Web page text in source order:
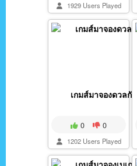
1929 Users Played
เกมส์มาจองดวลกัน
0 0
1202 Users Played